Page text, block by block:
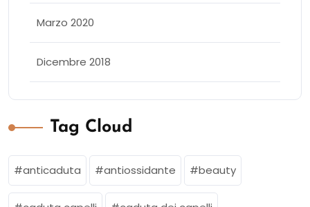
Marzo 2020
Dicembre 2018
Tag Cloud
anticaduta antiossidante beauty